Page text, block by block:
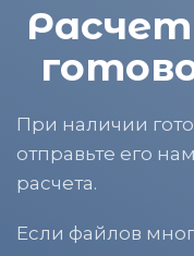
При наличии
отправьте его
расчета.
Если файлов